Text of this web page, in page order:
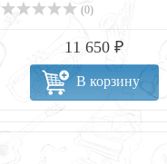
(0)
11 650 ₽
В корзину